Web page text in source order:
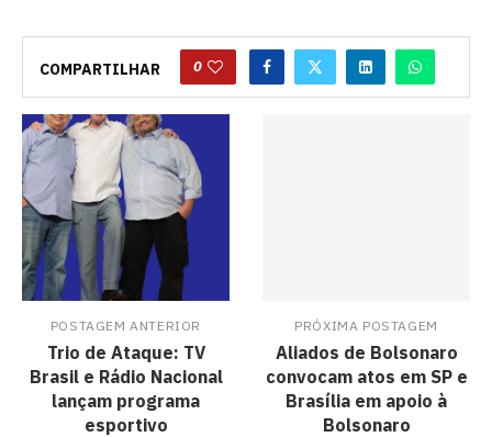
COMPARTILHAR 0
POSTAGEM ANTERIOR
Trio de Ataque: TV
Brasil e Rádio Nacional
lançam programa
esportivo
PRÓXIMA POSTAGEM
Aliados de Bolsonaro
convocam atos em SP e
Brasília em apoio à
Bolsonaro